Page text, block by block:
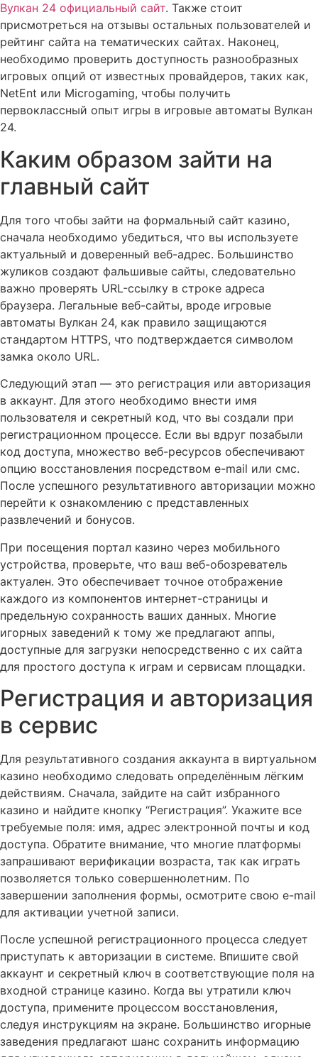
Вулкан 24 официальный сайт. Также стоит
присмотреться на отзывы остальных пользователей и
рейтинг сайта на тематических сайтах. Наконец,
необходимо проверить доступность разнообразных
игровых опций от известных провайдеров, таких как,
NetEnt или Microgaming, чтобы получить
первоклассный опыт игры в игровые автоматы Вулкан
24.
Каким образом зайти на
главный сайт
Для того чтобы зайти на формальный сайт казино,
сначала необходимо убедиться, что вы используете
актуальный и доверенный веб-адрес. Большинство
жуликов создают фальшивые сайты, следовательно
важно проверять URL-ссылку в строке адреса
браузера. Легальные веб-сайты, вроде игровые
автоматы Вулкан 24, как правило защищаются
стандартом HTTPS, что подтверждается символом
замка около URL.
Следующий этап — это регистрация или авторизация
в аккаунт. Для этого необходимо внести имя
пользователя и секретный код, что вы создали при
регистрационном процессе. Если вы вдруг позабыли
код доступа, множество веб-ресурсов обеспечивают
опцию восстановления посредством e-mail или смс.
После успешного результативного авторизации можно
перейти к ознакомлению с представленных
развлечений и бонусов.
При посещения портал казино через мобильного
устройства, проверьте, что ваш веб-обозреватель
актуален. Это обеспечивает точное отображение
каждого из компонентов интернет-страницы и
предельную сохранность ваших данных. Многие
игорных заведений к тому же предлагают аппы,
доступные для загрузки непосредственно с их сайта
для простого доступа к играм и сервисам площадки.
Регистрация и авторизация
в сервис
Для результативного создания аккаунта в виртуальном
казино необходимо следовать определённым лёгким
действиям. Сначала, зайдите на сайт избранного
казино и найдите кнопку “Регистрация”. Укажите все
требуемые поля: имя, адрес электронной почты и код
доступа. Обратите внимание, что многие платформы
запрашивают верификации возраста, так как играть
позволяется только совершеннолетним. По
завершении заполнения формы, осмотрите свою e-mail
для активации учетной записи.
После успешной регистрационного процесса следует
приступать к авторизации в системе. Впишите свой
аккаунт и секретный ключ в соответствующие поля на
входной странице казино. Когда вы утратили ключ
доступа, примените процессом восстановления,
следуя инструкциям на экране. Большинство игорные
заведения предлагают шанс сохранить информацию